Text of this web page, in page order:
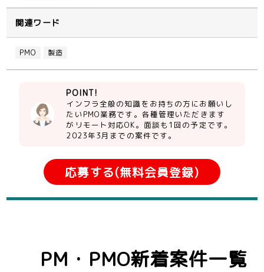
関連ワード
PMO 製造
POINT!
インフラ全般の知識をお持ちの方にお願いし
たいPMO業務です。各種管理いただきます
がリモート対応OK。面談も1回の予定です。
2023年3月までの案件です。
応募する(無料会員登録)
PM・PMO新着案件一覧